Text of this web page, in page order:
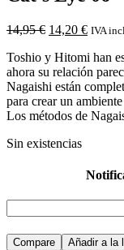
14,95€ 14,20 € IVA
Toshio y Hitomi han
ahora su relación
Nagaishi están
para crear un
Los métodos de
Sin existencias
Compare Añadir a la